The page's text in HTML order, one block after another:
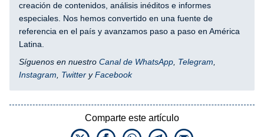
creación de contenidos, análisis inéditos e informes
especiales. Nos hemos convertido en una fuente de
referencia en el país y avanzamos paso a paso en América
Latina.
Síguenos en nuestro Canal de WhatsApp Telegram
Instagram
Twitter yFacebook
Comparte este artículo